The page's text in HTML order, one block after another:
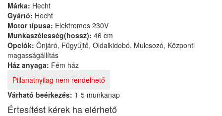
Márka: Hecht
Gyártó: Hecht
Motor típusa: Elektromos 230V
Munkaszélesség(hossz): 46 cm
Opciók: Önjáró, Fűgyűjtő, Oldalkidobó, Mulcsozó, Központi
magasságállítás
Ház anyaga: Fém ház
Pillanatnyilag nem rendelhető
Várható beérkezés: 1-5 munkanap
Értesítést kérek ha elérhető